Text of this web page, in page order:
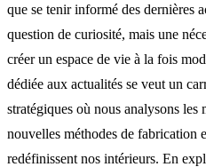
que se tenir informé des dernières
question de curiosité, mais une
créer un espace de vie à la fois
dédiée aux actualités se veut un
stratégiques où nous analysons les
nouvelles méthodes de fabrication
redéfinissent nos intérieurs. En